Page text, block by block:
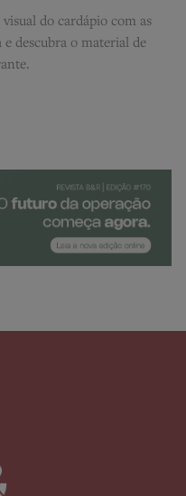
do cardápio com as
descubra o material de